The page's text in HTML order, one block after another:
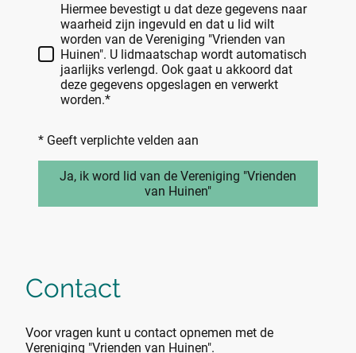
Hiermee bevestigt u dat deze gegevens naar
waarheid zijn ingevuld en dat u lid wilt
worden van de Vereniging "Vrienden van
Huinen". U lidmaatschap wordt automatisch
jaarlijks verlengd. Ook gaat u akkoord dat
deze gegevens opgeslagen en verwerkt
worden.*
* Geeft verplichte velden aan
Ja, ik word lid van de Vereniging "Vrienden
van Huinen"
Contact
Voor vragen kunt u contact opnemen met de
Vereniging "Vrienden van Huinen".